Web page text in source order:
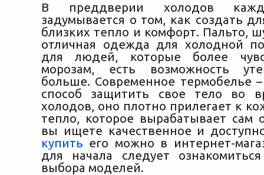
В преддверии холодов
задумывается о том, как создать
близких тепло и комфорт. Пальто,
отличная одежда для холодной
для людей, которые более
морозам, есть возможность
больше. Современное термобелье
способ защитить свое тело во
холодов, оно плотно прилегает к
тепло, которое вырабатывает сам
вы ищете качественное и
купить его можно в интернет-
для начала следует
выбора моделей.